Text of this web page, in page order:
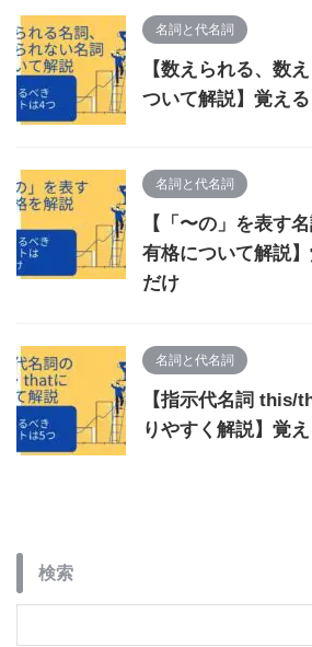
名詞と代名詞
【数えられる、数
ついて解説】覚え
名詞と代名詞
【「〜の」を表す
有格について解説
だけ
名詞と代名詞
【指示代名詞 this/
りやすく解説】覚
検索